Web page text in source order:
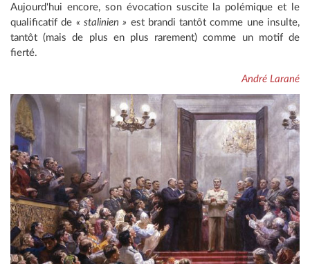
Aujourd'hui encore, son évocation suscite la polémique et le
qualificatif de « stalinien » est brandi tantôt comme une insulte,
tantôt (mais de plus en plus rarement) comme un motif de
fierté.
André Larané